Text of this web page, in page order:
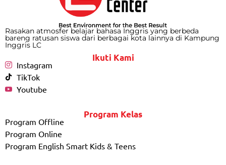
Rasakan atmosfer belajar bahasa Inggris yang berbeda
bareng ratusan siswa dari berbagai kota lainnya di Kampung
Inggris LC
Ikuti Kami
Instagram
TikTok
Youtube
Program Kelas
Program Offline
Program Online
Program English Smart Kids & Teens